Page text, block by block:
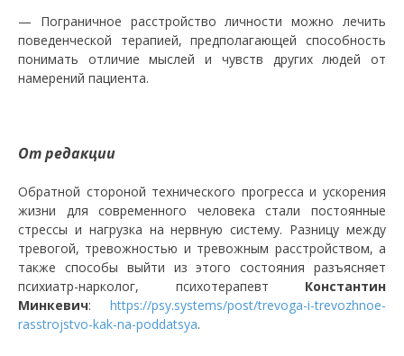
— Пограничное расстройство личности можно лечить
поведенческой терапией, предполагающей способность
понимать отличие мыслей и чувств других людей от
намерений пациента.
От редакции
Обратной стороной технического прогресса и ускорения
жизни для современного человека стали постоянные
стрессы и нагрузка на нервную систему. Разницу между
тревогой, тревожностью и тревожным расстройством, а
также способы выйти из этого состояния разъясняет
психиатр-нарколог, психотерапевт Константин
Минкевич: https://psy.systems/post/trevoga-i-trevozhnoe-
rasstrojstvo-kak-na-poddatsya.